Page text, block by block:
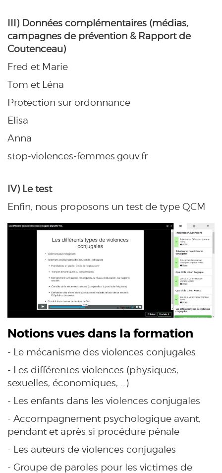
III) Données complémentaires (médias,
campagnes de prévention & Rapport de
Coutenceau)
Fred et Marie
Tom et Léna
Protection sur ordonnance
Elisa
Anna
stop-violences-femmes.gouv.fr
IV) Le test
Enfin, nous proposons un test de type QCM
Notions vues dans la formation
- Le mécanisme des violences conjugales
- Les différentes violences (physiques,
sexuelles, économiques, …)
- Les enfants dans les violences conjugales
- Accompagnement psychologique avant,
pendant et après si procédure pénale
- Les auteurs de violences conjugales
- Groupe de paroles pour les victimes de